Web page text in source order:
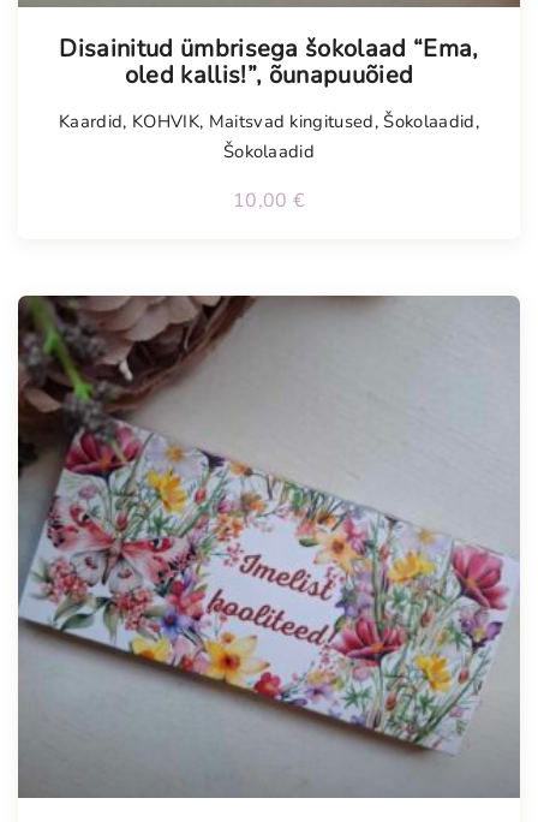
Disainitud ümbrisega šokolaad “Ema,
oled kallis!”, õunapuuõied
Kaardid, KOHVIK, Maitsvad kingitused,Šokolaadid,
Šokolaadid
10,00 €